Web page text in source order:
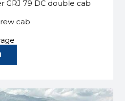
GRJ 79 DC double cab
cab